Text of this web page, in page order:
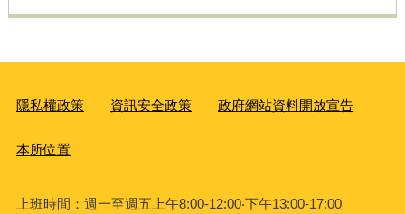
隱私權政策 資訊安全政策 政府網站資料開放宣告
本所位置
上班時間：週一至週五上午8:00-12:00‧下午13:00-17:00